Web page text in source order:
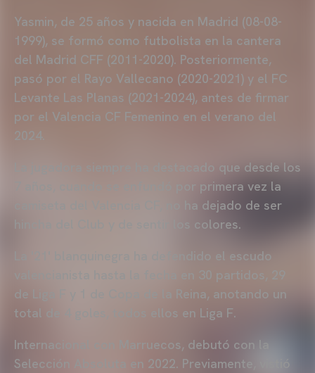
Yasmin, de 25 años y nacida en Madrid (08-08-
1999), se formó como futbolista en la cantera
del Madrid CFF (2011-2020). Posteriormente,
pasó por el Rayo Vallecano (2020-2021) y el FC
Levante Las Planas (2021-2024), antes de firmar
por el Valencia CF Femenino en el verano del
2024.
La jugadora siempre ha destacado que desde los
7 años, cuando se enfundó por primera vez la
camiseta del Valencia CF, no ha dejado de ser
hincha del Club y de sentir los colores.
La '21' blanquinegra ha defendido el escudo
valencianista hasta la fecha en 30 partidos, 29
de Liga F y 1 de Copa de la Reina, anotando un
total de 4 goles, todos ellos en Liga F.
Internacional con Marruecos, debutó con la
Selección Absoluta en 2022. Previamente, vistió